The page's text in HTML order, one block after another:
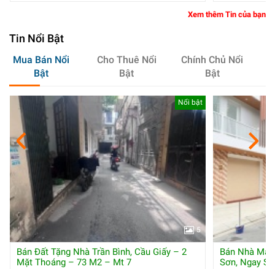
Xem thêm Tin của bạn
Tin Nổi Bật
Mua Bán Nổi
Bật
Cho Thuê Nổi
Bật
Chính Chủ Nổi
Bật
5
Nổi bật
Bán Đất Tặng Nhà Trần Bình, Cầu Giấy – 2
Mặt Thoáng – 73 M2 – Mt 7
Bán Nhà
Sơn, Ngay